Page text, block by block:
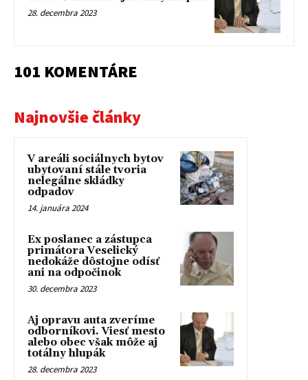
28. decembra 2023
101 KOMENTÁRE
Najnovšie články
V areáli sociálnych bytov
ubytovaní stále tvoria
nelegálne skládky
odpadov
14. januára 2024
Ex poslanec a zástupca
primátora Veselický
nedokáže dôstojne odísť
ani na odpočinok
30. decembra 2023
Aj opravu auta zveríme
odborníkovi. Viesť mesto
alebo obec však môže aj
totálny hlupák
28. decembra 2023